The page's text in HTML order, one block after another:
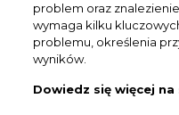
problem oraz
wymaga kilku
problemu, określenia
wyników.
Dowiedz się więcej